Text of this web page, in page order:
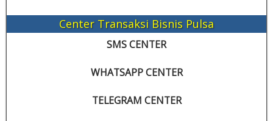
Center Transaksi Bisnis Pulsa
SMS CENTER
WHATSAPP CENTER
TELEGRAM CENTER